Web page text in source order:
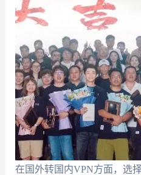
在国外转国内VPN方面，选